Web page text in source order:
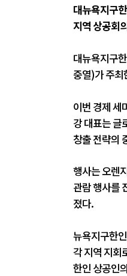
대뉴욕지구
지역 상공회
대뉴욕지구
중열)가 주최
이번 경제 세
강 대표는 글
창출 전략의
행사는 오렌
관람 행사를
졌다.
뉴욕지구한
각 지역 지회
한인 상공인